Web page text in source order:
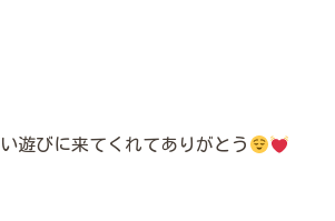
遊びに来てくれてありがとう